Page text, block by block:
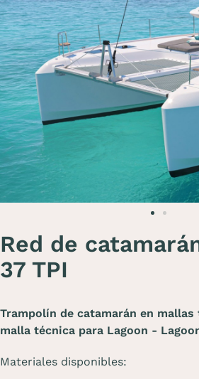
Red de
37 TPI
Trampolín de catamarán en
malla técnica para Lagoon -
Materiales disponibles: